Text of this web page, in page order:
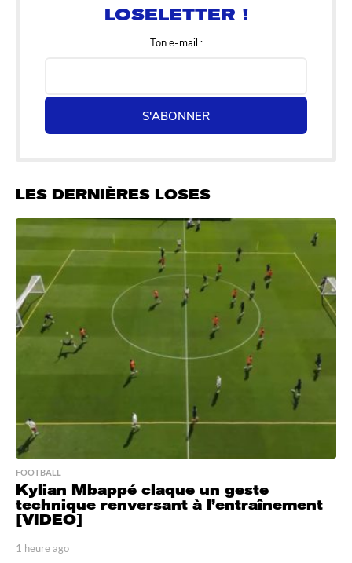
Ton e-mail :
S'ABONNER
LES DERNIÈRES LOSES
FOOTBALL
Kylian Mbappé claque un geste
technique renversant à l’entraînement
[VIDEO]
1 heure ago